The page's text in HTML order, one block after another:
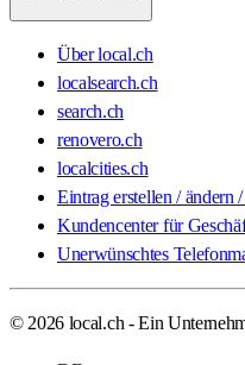
Über local.ch
localsearch.ch
search.ch
renovero.ch
localcities.ch
Eintrag erstellen / ändern
Kundencenter für
Unerwünschtes
© 2026 local.ch - Ein